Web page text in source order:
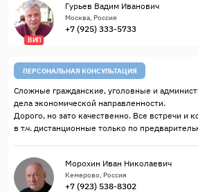
ВИП
Гурьев Вадим Иванович
Москва, Россия
+7 (925) 333-5733
ПЕРСОНАЛЬНАЯ КОНСУЛЬТАЦИЯ
Сложные гражданские, уголовные и
дела экономической направленности.
Дорого, но зато качественно. Все встречи и
в т.ч. дистанционные только по
Морохин Иван Николаевич
Кемерово, Россия
+7 (923) 538-8302